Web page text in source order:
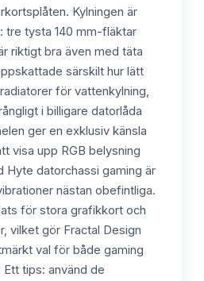
Kylningen är
tre tysta 140 mm-fläktar
riktigt bra även med täta
särskilt hur lätt
för vattenkylning,
i billigare datorlåda
ger en exklusiv känsla
visa upp RGB belysning
Hyte datorchassi gaming är
nästan obefintliga.
för stora grafikkort och
vilket gör Fractal Design
val för både gaming
tips: använd de